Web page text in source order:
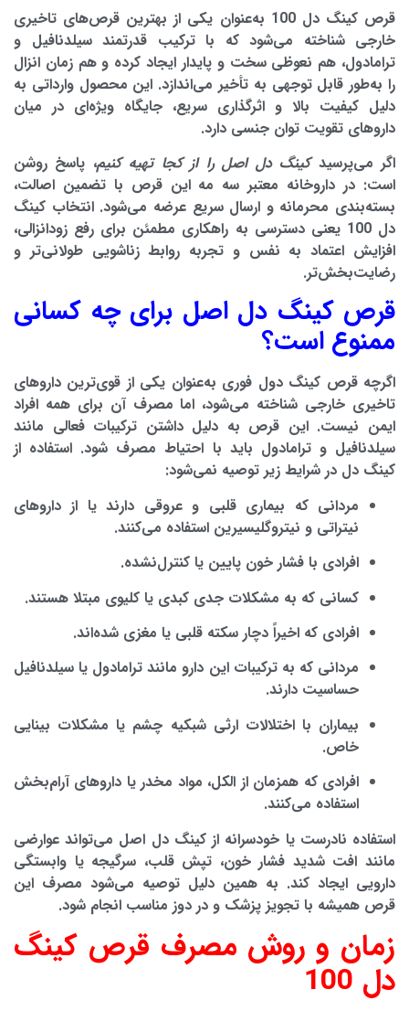
قرص کینگ دل 100 به‌عنوان یکی از بهترین قرص‌های تاخیری
خارجی شناخته می‌شود که با ترکیب قدرتمند سیلدنافیل و
ترامادول، هم نعوظی سخت و پایدار ایجاد کرده و هم زمان انزال
را به‌طور قابل توجهی به تأخیر می‌اندازد. این محصول وارداتی به
دلیل کیفیت بالا و اثرگذاری سریع، جایگاه ویژه‌ای در میان
داروهای تقویت توان جنسی دارد.
اگر می‌پرسیدکینگ دل اصل را از کجا تهیه کنیم، پاسخ روشن
است: در داروخانه معتبر سه مه این قرص با تضمین اصالت،
بسته‌بندی محرمانه و ارسال سریع عرضه می‌شود. انتخاب کینگ
دل 100 یعنی دسترسی به راهکاری مطمئن برای رفع زودانزالی،
افزایش اعتماد به نفس و تجربه روابط زناشویی طولانی‌تر و
رضایت‌بخش‌تر.
قرص کینگ دل اصل برای چه کسانی
ممنوع است؟
اگرچهقرص کینگ دول فوری به‌عنوان یکی از قوی‌ترین داروهای
تاخیری خارجی شناخته می‌شود، اما مصرف آن برای همه افراد
ایمن نیست. این قرص به دلیل داشتن ترکیبات فعالی مانند
سیلدنافیل و ترامادول باید با احتیاط مصرف شود. استفاده از
کینگ دل در شرایط زیر توصیه نمی‌شود:
مردانی که بیماری قلبی و عروقی دارند یا از داروهای
نیتراتی و نیتروگلیسیرین استفاده می‌کنند.
افرادی با فشار خون پایین یا کنترل‌نشده.
کسانی که به مشکلات جدی کبدی یا کلیوی مبتلا هستند.
افرادی که اخیراً دچار سکته قلبی یا مغزی شده‌اند.
مردانی که به ترکیبات این دارو مانند ترامادول یا سیلدنافیل
حساسیت دارند.
بیماران با اختلالات ارثی شبکیه چشم یا مشکلات بینایی
خاص.
افرادی که همزمان از الکل، مواد مخدر یا داروهای آرام‌بخش
استفاده می‌کنند.
استفاده نادرست یا خودسرانه ازکینگ دل اصل می‌تواند عوارضی
مانند افت شدید فشار خون، تپش قلب، سرگیجه یا وابستگی
دارویی ایجاد کند. به همین دلیل توصیه می‌شود مصرف این
قرص همیشه با تجویز پزشک و در دوز مناسب انجام شود.
زمان و روش مصرف قرص کینگ
دل 100